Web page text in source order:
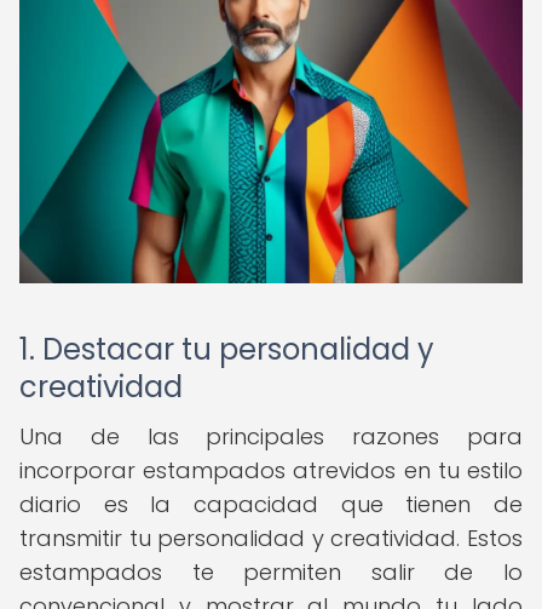
1. Destacar tu personalidad y
creatividad
Una de las principales razones para
incorporar estampados atrevidos en tu estilo
diario es la capacidad que tienen de
transmitir tu personalidad y creatividad. Estos
estampados te permiten salir de lo